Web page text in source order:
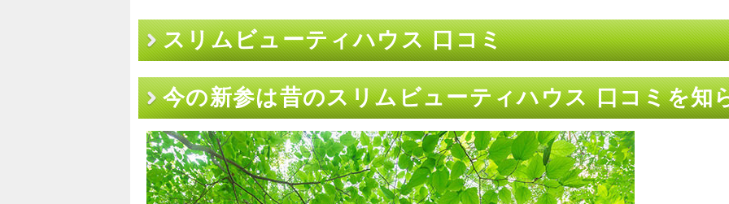
スリムビューティハウス 口コミ
今の新参は昔のスリムビューティハウス 口コミを知